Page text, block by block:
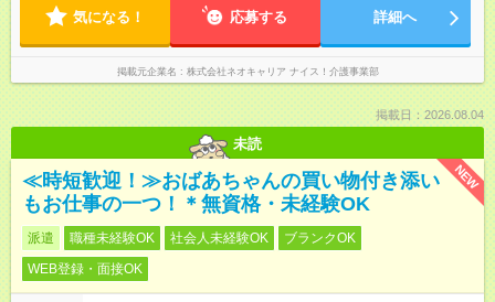
気になる！ 応募する 詳細へ
掲載元企業名 株式会社ネオキャリア ナイス！介護事業部
掲載日：2026.08.04
未読
NEW
≪時短歓迎！≫おばあちゃんの買い物付き添い
もお仕事の一つ！＊無資格・未経験OK
派遣 職種未経験OK 社会人未経験OK
ブランクOK
WEB登録・面接OK